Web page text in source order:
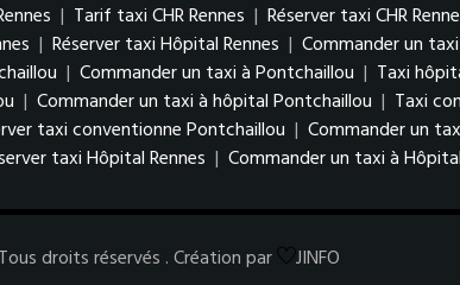
| Tarif taxi CHR Rennes | Réserver taxi CHR
| Réserver taxi Hôpital Rennes | Commander un
| Commander un taxi à Pontchaillou | Taxi
| Commander un taxi à hôpital Pontchaillou | Taxi
taxi conventionne Pontchaillou | Commander un
taxi Hôpital Rennes | Commander un taxi à
droits réservés . Création par JINFO